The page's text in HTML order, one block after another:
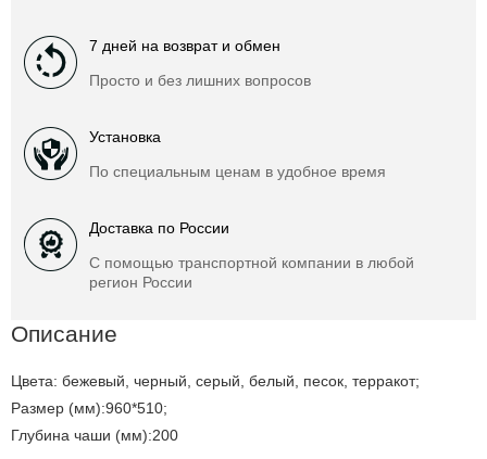
7 дней на возврат и обмен
Просто и без лишних вопросов
Установка
По специальным ценам в удобное время
Доставка по России
С помощью транспортной компании в любой
регион России
Описание
Цвета: бежевый, черный, серый, белый, песок, терракот;
Размер (мм):960*510;
Глубина чаши (мм):200